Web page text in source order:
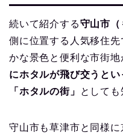
続いて紹介する守山市（
側に位置する人気移住
かな景色と便利な市街地
にホタルが飛び交うと
「ホタルの街」
としても
守山市も草津市と同様